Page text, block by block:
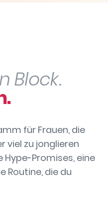
Block.
für Frauen, die
viel zu jonglieren
Hype-Promises, eine
Routine, die du